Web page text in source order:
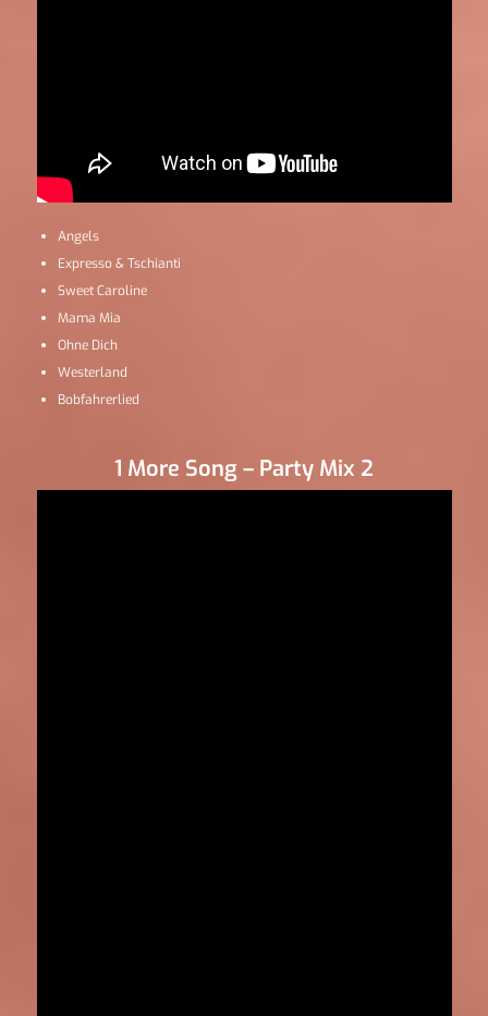
Angels
Expresso & Tschianti
Sweet Caroline
Mama Mia
Ohne Dich
Westerland
Bobfahrerlied
1 More Song – Party Mix 2